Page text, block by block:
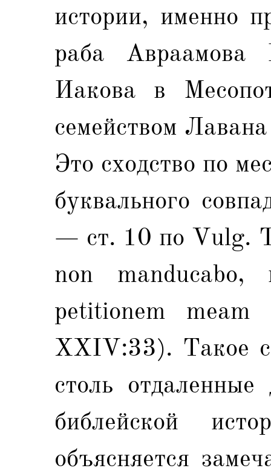
истории, именно
раба
Иакова в
семейством
Это сходство по
буквального
— ст. 10 по Vulg.
non
petitionem
XXIV:33). Такое
столь
библейской
объясняется